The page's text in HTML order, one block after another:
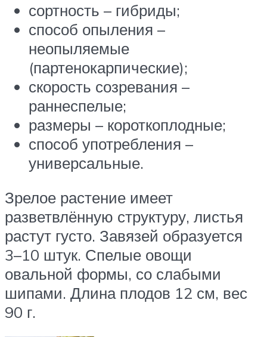
сортность – гибриды;
способ опыления –
неопыляемые
(партенокарпические);
скорость созревания –
раннеспелые;
размеры – короткоплодные;
способ употребления –
универсальные.
Зрелое растение имеет
разветвлённую структуру, листья
растут густо. Завязей образуется
3–10 штук. Спелые овощи
овальной формы, со слабыми
шипами. Длина плодов 12 см, вес
90 г.